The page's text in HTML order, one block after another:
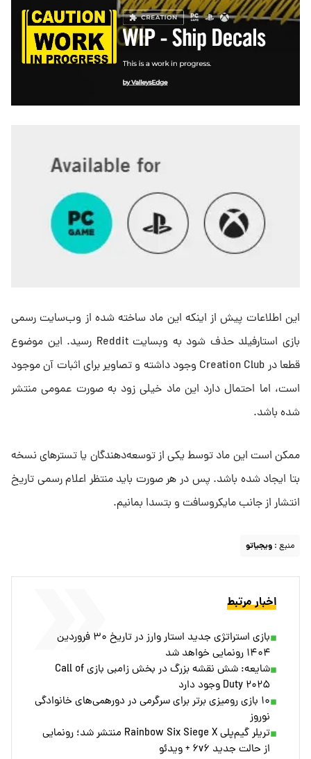
این اطلاعات پیش از اینکه این ماد ساخته شده از وب‌سایت رسمی
بازی استارفیلد حذف شود به وبسایت Reddit رسید. این موضوع
قطعا در Creation Club وجود داشته و تصاویر برای اثبات آن موجود
است، اما احتمال دارد این ماد خیلی زود به صورت عمومی منتشر
شده باشد.
ممکن است این ماد توسط یکی از توسعه‌دهندگان یا تسترهای نسخه
بتا ایجاد شده باشد. پس در هر صورت باید منتظر اعلام رسمی تاریخ
انتشار از جانب مایکروسافت و بتسدا بمانیم.
منبع : ویجیاتو
اخبار مرتبط
بازی استراتژی جدید استار وارز در تاریخ ۳۰ فروردین
۱۴۰۴ رونمایی خواهد شد
شایعه: شش نقشه بزرگ در بخش زامبی بازی Call of
Duty ۲۰۲۵ وجود دارد
۱۰ بازی رومیزی برتر برای سرگرمی در دورهمی‌های خانوادگی
نوروز
تریلر گیم‌پلی Rainbow Six Siege X منتشر شد؛ رونمایی
از حالت جدید ۶v۶ + ویدئو